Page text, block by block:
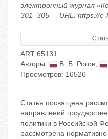
электронный журнал
301–305. – URL: https://
ART 65131
Авторы:
В. Б. Рогов,
Просмотров: 16526
Статья посвящена
направлений
политики в Российской
рассмотрена